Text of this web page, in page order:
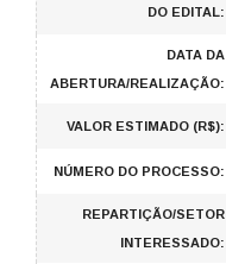
DO EDITAL:
DATA DA
ABERTURA/REALIZAÇÃO:
VALOR ESTIMADO (R$):
NÚMERO DO PROCESSO:
REPARTIÇÃO/SETOR
INTERESSADO: